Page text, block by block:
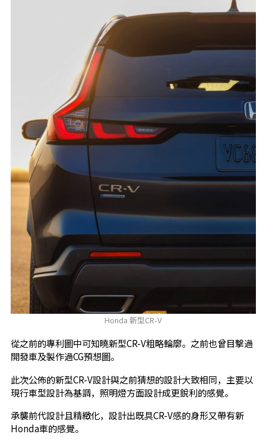
Honda 新型CR-V
從之前的專利圖中可知曉新型CR-V粗略輪廓。之前也曾目擊過
開發車及製作過CG預想圖。
此次公佈的新型CR-V設計與之前猜想的設計大致相同，主要以
現行車型設計為基調，照明燈方面設計成更銳利的感覺。
承襲前代設計且精緻化，設計出既具CR-V感的身形又帶有新
Honda車的感覺。